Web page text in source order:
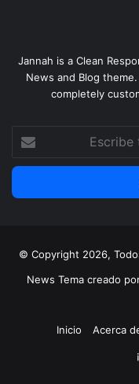
Jannah is a Clean
News and Blog
completely
correo
© Copyright 2026,
News Tema creado
Inicio
Acerca